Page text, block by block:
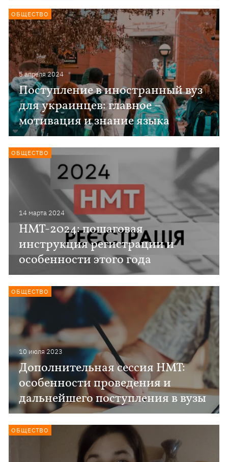
5 апреля 2024
Поступление в иностранный вуз
для украинцев: главное –
мотивация и знание языка
ОБЩЕСТВО
14 марта 2024
НМТ-2024: пошаговая
инструкция регистрации и
особенности этого года
ОБЩЕСТВО
10 июля 2023
Дополнительная сессия НМТ:
особенности проведения и
дальнейшего поступления в вузы
ОБЩЕСТВО
ОБЩЕСТВО